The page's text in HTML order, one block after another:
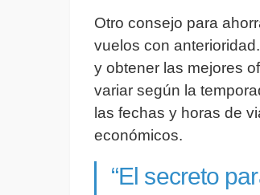
Otro consejo para
vuelos con
y obtener las mejores
variar según la
las fechas y horas de
económicos.
“El secreto